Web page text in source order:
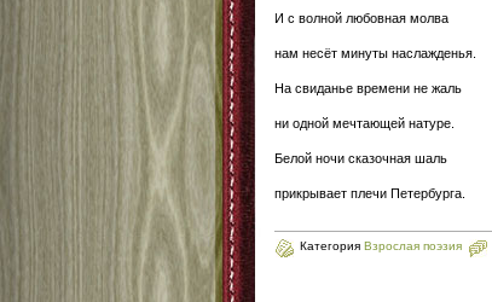
И с волной любовная молва
нам несёт минуты наслажденья.
На свиданье времени не жаль
ни одной мечтающей натуре.
Белой ночи сказочная шаль
прикрывает плечи Петербурга.
Категория Взрослая поэзия